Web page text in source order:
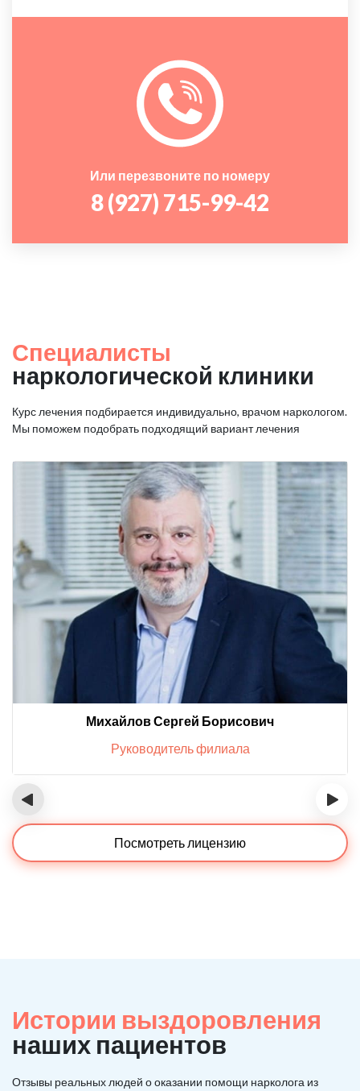
Или перезвоните по номеру
8 (927) 715-99-42
Специалисты
наркологической клиники
Курс лечения подбирается индивидуально, врачом наркологом.
Мы поможем подобрать подходящий вариант лечения
Михайлов Сергей Борисович
Руководитель филиала
‹ ›
Посмотреть лицензию
Истории выздоровления
наших пациентов
Отзывы реальных людей о оказании помощи нарколога из